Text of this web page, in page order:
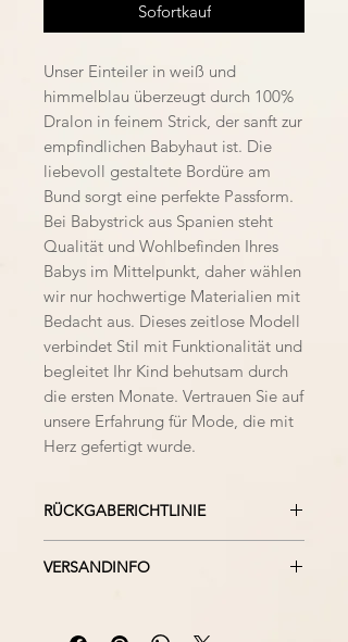
Sofortkauf
Unser Einteiler in weiß und
himmelblau überzeugt durch 100%
Dralon in feinem Strick, der sanft zur
empfindlichen Babyhaut ist. Die
liebevoll gestaltete Bordüre am
Bund sorgt eine perfekte Passform.
Bei Babystrick aus Spanien steht
Qualität und Wohlbefinden Ihres
Babys im Mittelpunkt, daher wählen
wir nur hochwertige Materialien mit
Bedacht aus. Dieses zeitlose Modell
verbindet Stil mit Funktionalität und
begleitet Ihr Kind behutsam durch
die ersten Monate. Vertrauen Sie auf
unsere Erfahrung für Mode, die mit
Herz gefertigt wurde.
RÜCKGABERICHTLINIE
oder defekt der Ware, beachten
VERSANDINFO
ausschließlich versichert. Mit